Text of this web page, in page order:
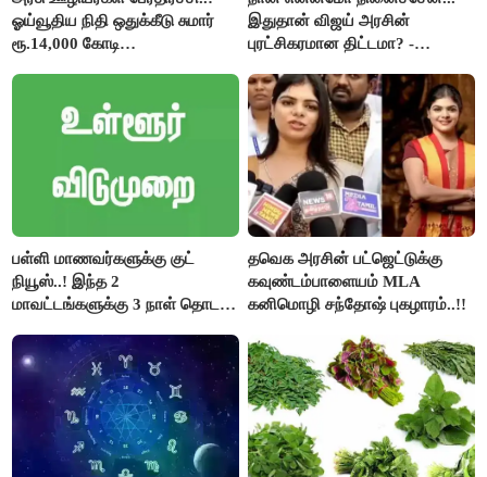
ஓய்வூதிய நிதி ஒதுக்கீடு சுமார்
ரூ.14,000 கோடி
இதுதான் விஜய் அரசின்
புரட்சிகரமான திட்டமா? -
பள்ளி மாணவர்களுக்கு குட்
நியூஸ்..! இந்த 2
மாவட்டங்களுக்கு 3 நாள் தொடர்
தவெக அரசின் பட்ஜெட்டுக்கு
கவுண்டம்பாளையம் MLA
கனிமொழி சந்தோஷ் புகழாரம்..!!